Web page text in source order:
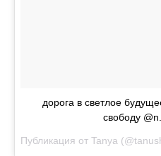
дорога в светлое
свободу
Публикация от Tanya